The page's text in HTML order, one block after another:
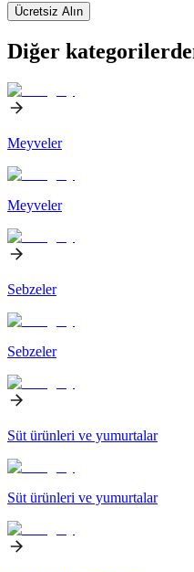
Ücretsiz Alın
Diğer
Meyveler
Meyveler
Sebzeler
Sebzeler
Süt ürünleri ve yumurtalar
Süt ürünleri ve yumurtalar